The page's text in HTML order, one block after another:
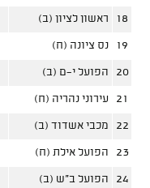
18 ראשון לציון (ב)
19 נס ציונה (ח)
20 הפועל י-ם (ב)
21 עירוני נהריה (ח)
22 מכבי אשדוד (ב)
23 הפועל אילת (ח)
24 הפועל ב"ש (ב)